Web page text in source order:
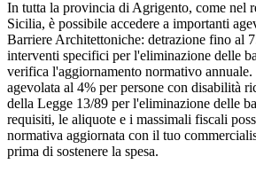
In tutta la provincia di Agrigento, come nel
Sicilia, è possibile accedere a importanti
Barriere Architettoniche: detrazione fino al
interventi specifici per l'eliminazione delle
verifica l'aggiornamento normativo
agevolata al 4% per persone con disabilità
della Legge 13/89 per l'eliminazione delle
requisiti, le aliquote e i massimali fiscali
normativa aggiornata con il tuo
prima di sostenere la spesa.